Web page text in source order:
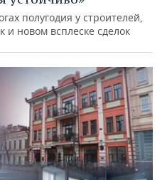
полугодия у строителей,
и новом всплеске сделок